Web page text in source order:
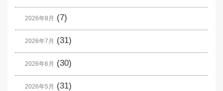
2026年8月 (7)
2026年7月 (31)
2026年6月 (30)
2026年5月 (31)